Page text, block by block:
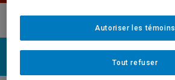
UQAM
Tout refuser
Autoriser les témoins